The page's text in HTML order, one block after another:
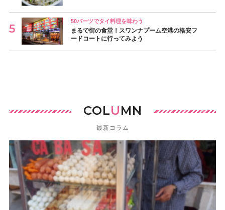
50バーツでタイ料理を味わう
まるで街の食堂！スワンナプーム空港の格安フ
ードコートに行ってみよう
COLUMN
最新コラム